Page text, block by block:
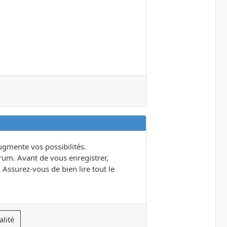
vos possibilités.
Avant de vous enregistrer,
vous de bien lire tout le